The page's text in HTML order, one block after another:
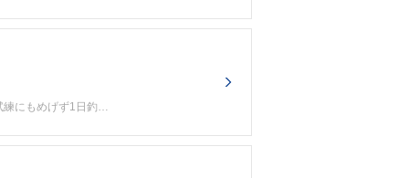
にもめげず1日釣…